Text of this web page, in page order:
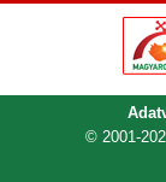
© 2001-